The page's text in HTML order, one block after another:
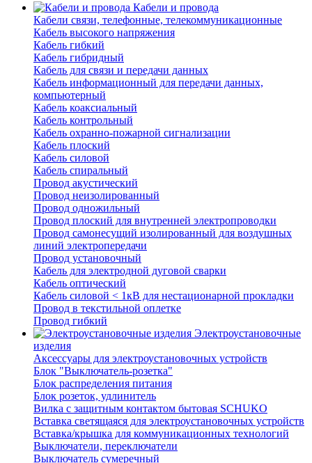
Кабели и провода
Кабели связи, телефонные, телекоммуникационные
Кабель высокого напряжения
Кабель гибкий
Кабель гибридный
Кабель для связи и передачи данных
Кабель информационный для передачи данных,
компьютерный
Кабель коаксиальный
Кабель контрольный
Кабель охранно-пожарной сигнализации
Кабель плоский
Кабель силовой
Кабель спиральный
Провод акустический
Провод неизолированный
Провод одножильный
Провод плоский для внутренней электропроводки
Провод самонесущий изолированный для воздушных
линий электропередачи
Провод установочный
Кабель для электродной дуговой сварки
Кабель оптический
Кабель силовой < 1кВ для нестационарной прокладки
Провод в текстильной оплетке
Провод гибкий
Электроустановочные
изделия
Аксессуары для электроустановочных устройств
Блок "Выключатель-розетка"
Блок распределения питания
Блок розеток, удлинитель
Вилка с защитным контактом бытовая SCHUKO
Вставка светящаяся для электроустановочных устройств
Вставка/крышка для коммуникационных технологий
Выключатели, переключатели
Выключатель сумеречный